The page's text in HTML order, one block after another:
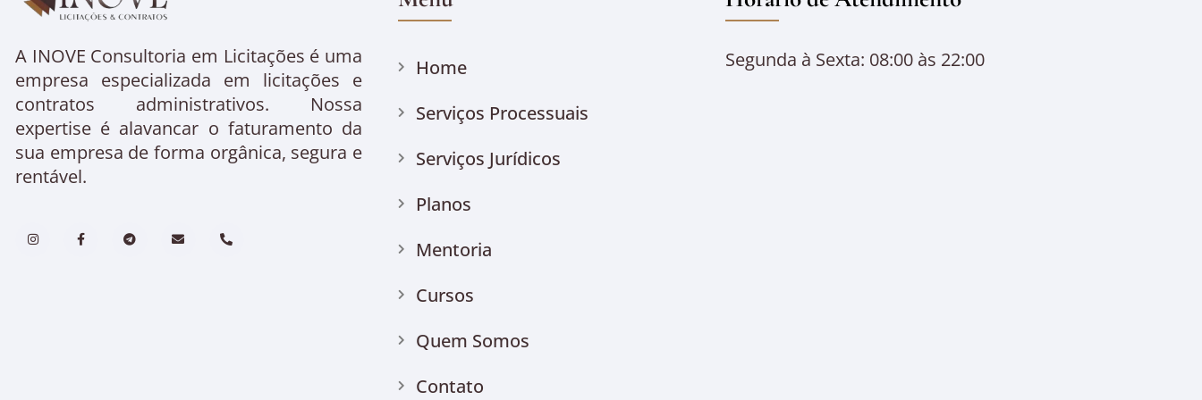
A INOVE Consultoria em Licitações é uma
empresa especializada em licitações e
contratos administrativos. Nossa
expertise é alavancar o faturamento da
sua empresa de forma orgânica, segura e
rentável.
Home
Serviços Processuais
Serviços Jurídicos
Planos
Mentoria
Cursos
Quem Somos
Contato
Segunda à Sexta: 08:00 às 22:00